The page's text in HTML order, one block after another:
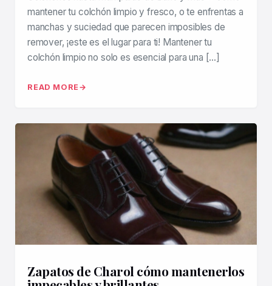
mantener tu colchón limpio y fresco, o te enfrentas a
manchas y suciedad que parecen imposibles de
remover, ¡este es el lugar para ti! Mantener tu
colchón limpio no solo es esencial para una […]
READ MORE
Zapatos de Charol cómo mantenerlos